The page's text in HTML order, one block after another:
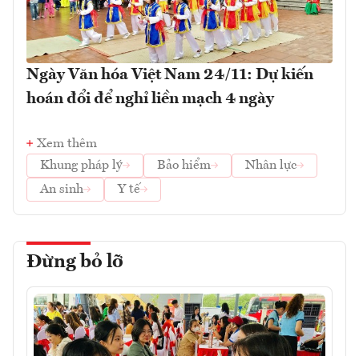
Ngày Văn hóa Việt Nam 24/11: Dự kiến
hoán đổi để nghỉ liền mạch 4 ngày
Xem thêm
Khung pháp lý
Bảo hiểm
Nhân lực
An sinh
Y tế
Đừng bỏ lỡ